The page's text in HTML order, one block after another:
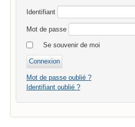
Identifiant
Mot de passe
Se souvenir de moi
Mot de passe oublié ?
Identifiant oublié ?